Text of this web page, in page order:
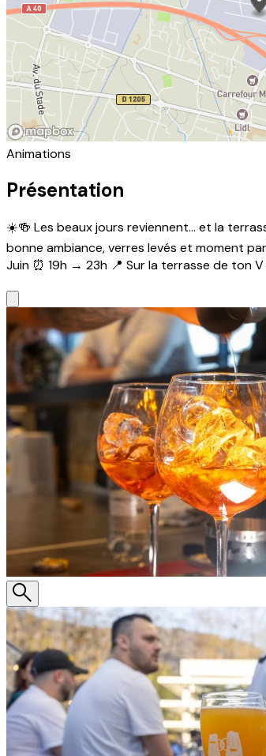
Animations
Présentation
☀️🍻 Les beaux jours reviennent… et la
bonne ambiance, verres levés et moment
Juin ⏰ 19h → 23h 📍 Sur la terrasse de ton